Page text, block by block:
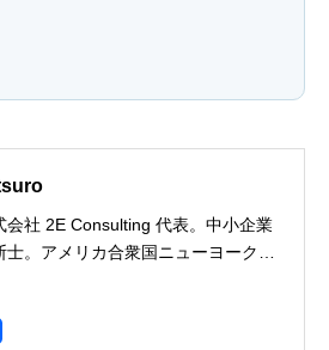
会社 2E Consulting 代表。中小企業
士。アメリカ合衆国ニューヨーク州
事業開発・投資事業に携わり、イン